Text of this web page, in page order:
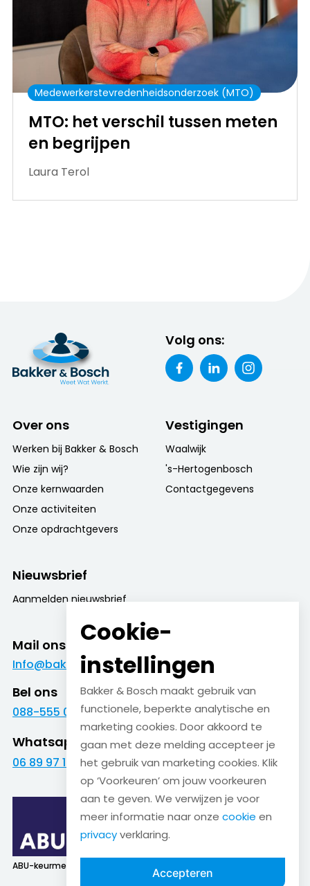
Medewerkerstevredenheidsonderzoek (MTO)
MTO: het verschil tussen meten
en begrijpen
Laura Terol
Volg ons:
Over ons
Werken bij Bakker & Bosch
Wie zijn wij?
Onze kernwaarden
Onze activiteiten
Onze opdrachtgevers
Vestigingen
Waalwijk
's-Hertogenbosch
Contactgegevens
Nieuwsbrief
Aanmelden nieuwsbrief
Mail ons
Info@bakkerenbosch.nl
Bel ons
088-555 09 09
Whatsapp
06 89 97 16 01
ABU-keurmerk
Cookie-
instellingen
Bakker & Bosch maakt gebruik van
functionele, beperkte analytische en
marketing cookies. Door akkoord te
gaan met deze melding accepteer je
het gebruik van marketing cookies. Klik
op ‘Voorkeuren’ om jouw voorkeuren
aan te geven. We verwijzen je voor
meer informatie naar onze cookie en
privacyverklaring.
Accepteren